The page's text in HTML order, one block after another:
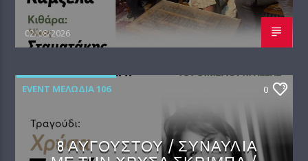
02/08/2026
EVENT ΜΕΛΩΔΊΑ 106 0
8 ΑΥΓΟΥΣΤΟΥ / ΣΥΝΑΥΛΙΑ